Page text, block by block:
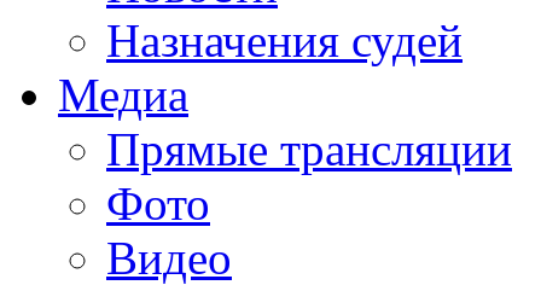
Назначения судей
Медиа
Прямые трансляции
Фото
Видео